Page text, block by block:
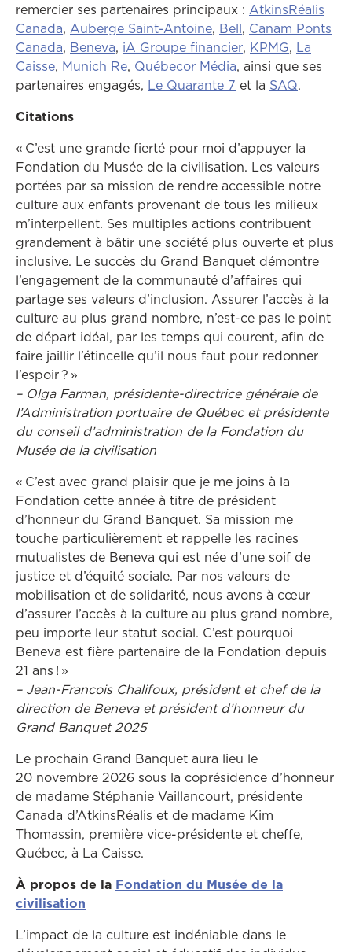
remercier ses partenaires principaux : AtkinsRéalis
CanadaCe lien ouvrira dans une autre fenêtre
, Auberge Saint-AntoineCe lien ouvrira dans
, BellCe lien ouvrira
, Canam Ponts
CanadaCe lien ouvrira dans une autre fenêtre
, BenevaCe lien ouvrira dans une autre fenêtre
, iA Groupe financierCe lien ouvrira
, KPMGCe lien
, La
CaisseCe lien ouvrira dans une autre fenêtre
, Munich ReCe lien ouvrira dans une autre
, Québecor MédiaCe lien ouvrira
, ainsi que ses
partenaires engagés, Le Quarante 7 Ce lien ouvrira
et la SAQ.
Citations
« C’est une grande fierté pour moi d’appuyer la
Fondation du Musée de la civilisation. Les valeurs
portées par sa mission de rendre accessible notre
culture aux enfants provenant de tous les milieux
m’interpellent. Ses multiples actions contribuent
grandement à bâtir une société plus ouverte et plus
inclusive. Le succès du Grand Banquet démontre
l’engagement de la communauté d’affaires qui
partage ses valeurs d’inclusion. Assurer l’accès à la
culture au plus grand nombre, n’est-ce pas le point
de départ idéal, par les temps qui courent, afin de
faire jaillir l’étincelle qu’il nous faut pour redonner
l’espoir ? »
– Olga Farman, présidente-directrice générale de
l’Administration portuaire de Québec et présidente
du conseil d’administration de la Fondation du
Musée de la civilisation
« C’est avec grand plaisir que je me joins à la
Fondation cette année à titre de président
d’honneur du Grand Banquet. Sa mission me
touche particulièrement et rappelle les racines
mutualistes de Beneva qui est née d’une soif de
justice et d’équité sociale. Par nos valeurs de
mobilisation et de solidarité, nous avons à cœur
d’assurer l’accès à la culture au plus grand nombre,
peu importe leur statut social. C’est pourquoi
Beneva est fière partenaire de la Fondation depuis
21 ans ! »
– Jean-Francois Chalifoux, présidentet chef de la
direction de Beneva et président d’honneur du
Grand Banquet 2025
Le prochain Grand Banquet aura lieu le
20 novembre 2026 sous la coprésidence d’honneur
de madame Stéphanie Vaillancourt, présidente
Canada d’AtkinsRéalis et de madame Kim
Thomassin, première vice-présidente et cheffe,
Québec, à La Caisse.
À propos de la Fondation du Musée de la
civilisation
L’impact de la culture est indéniable dans le